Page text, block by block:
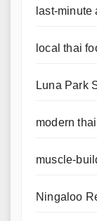
last-minute
local thai
Luna Park
modern
muscle-
Ningaloo